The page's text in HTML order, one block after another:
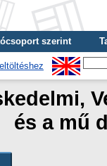
szerint
és a mű